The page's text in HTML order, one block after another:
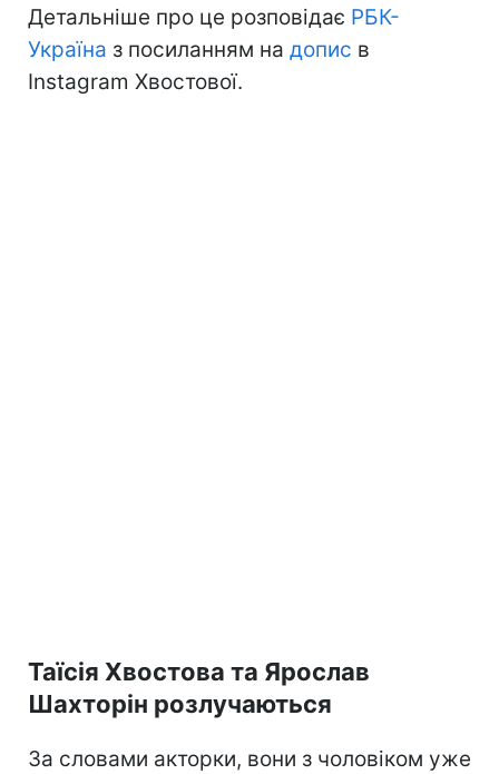
Детальніше про це розповідає РБК-
Україна з посиланням на допис в
Instagram Хвостової.
Таїсія Хвостова та Ярослав
Шахторін розлучаються
За словами акторки, вони з чоловіком уже